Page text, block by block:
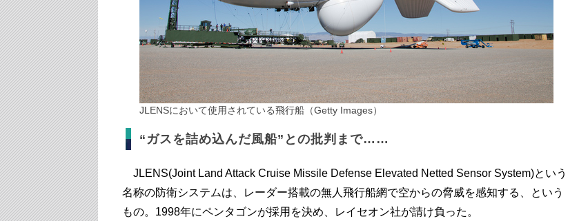
JLENSにおいて使用されている飛行船（Getty Images）
“ガスを詰め込んだ風船”との批判まで……
JLENS(Joint Land Attack Cruise Missile Defense Elevated Netted Sensor System)という
名称の防衛システムは、レーダー搭載の無人飛行船網で空からの脅威を感知する、という
もの。1998年にペンタゴンが採用を決め、レイセオン社が請け負った。